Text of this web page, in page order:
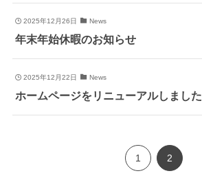
2025年12月26日 News
年末年始休暇のお知らせ
2025年12月22日 News
ホームページをリニューアルしました
1 2